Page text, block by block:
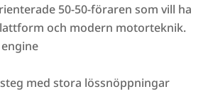
50-50-föraren som vill ha
och modern motorteknik.
med stora lössnöppningar